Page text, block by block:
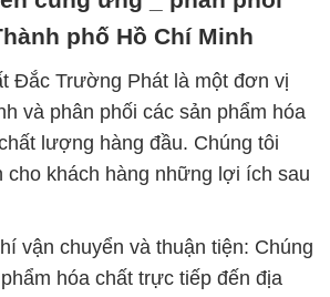
phố Hồ Chí Minh
Đắc Trường Phát là một đơn vị
và phân phối các sản phẩm hóa
lượng hàng đầu. Chúng tôi
cho khách hàng những lợi ích sau
vận chuyển và thuận tiện: Chúng
hóa chất trực tiếp đến địa